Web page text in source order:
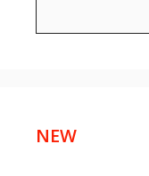
NEW